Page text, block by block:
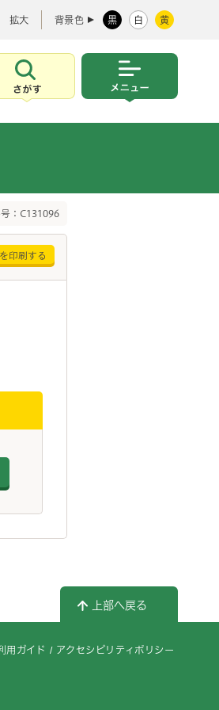
拡大 背景色 黒 白 黄
さがす
：C131096
印刷する
上部へ戻る
用ガイド アクセシビリティポリシー